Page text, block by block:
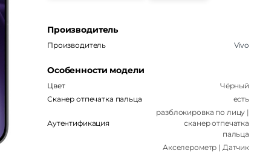
Производитель
Производитель Vivo
Особенности модели
Цвет
Чёрный
Сканер отпечатка пальца
есть
Аутентификация
разблокировка по лицу |
сканер отпечатка
пальца
Акселерометр | Датчик